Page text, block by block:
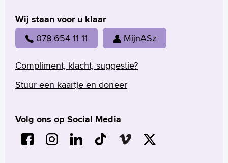
Wij staan voor u klaar
078 654 11 11 MijnASz
Compliment, klacht, suggestie?
Stuur een kaartje en doneer
Volg ons op Social Media